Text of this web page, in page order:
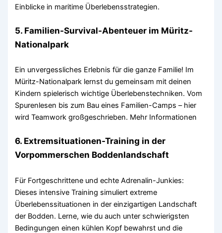
Einblicke in maritime Überlebensstrategien.
5. Familien-Survival-Abenteuer im Müritz-
Nationalpark
Ein unvergessliches Erlebnis für die ganze Familie! Im
Müritz-Nationalpark lernst du gemeinsam mit deinen
Kindern spielerisch wichtige Überlebenstechniken. Vom
Spurenlesen bis zum Bau eines Familien-Camps – hier
wird Teamwork großgeschrieben. Mehr Informationen
6. Extremsituationen-Training in der
Vorpommerschen Boddenlandschaft
Für Fortgeschrittene und echte Adrenalin-Junkies:
Dieses intensive Training simuliert extreme
Überlebenssituationen in der einzigartigen Landschaft
der Bodden. Lerne, wie du auch unter schwierigsten
Bedingungen einen kühlen Kopf bewahrst und die